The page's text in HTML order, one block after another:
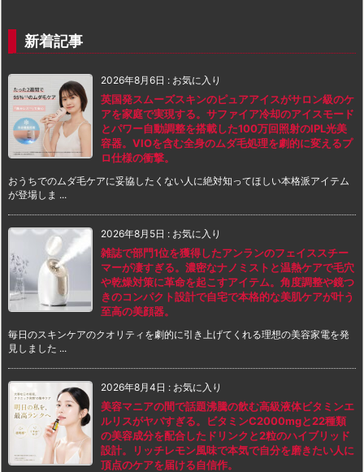
新着記事
2026年8月6日 : お気に入り
英国発スムーズスキンのピュアアイスがサロン級のケ
アを家庭で実現する。サファイア冷却のアイスモード
とパワー自動調整を搭載した100万回照射のIPL光美
容器。VIOを含む全身のムダ毛処理を劇的に変えるプ
ロ仕様の衝撃。
おうちでのムダ毛ケアに妥協したくない人に絶対知ってほしい本格派アイテム
が登場しま ...
2026年8月5日 : お気に入り
雑誌で部門1位を獲得したアンランのフェイススチー
マーが凄すぎる。濃密なナノミストと温熱ケアで毛穴
や乾燥対策に革命を起こすアイテム。角度調整や鏡つ
きのコンパクト設計で自宅で本格的な美肌ケアが叶う
至高の美顔器。
毎日のスキンケアのクオリティを劇的に引き上げてくれる理想の美容家電を発
見しました ...
2026年8月4日 : お気に入り
美容マニアの間で話題沸騰の飲む高級液体ビタミンエ
ルリスがヤバすぎる。ビタミンC2000mgと22種類
の美容成分を配合したドリンクと2粒のハイブリッド
設計。リッチレモン風味で本気で自分を磨きたい人に
頂点のケアを届ける自信作。